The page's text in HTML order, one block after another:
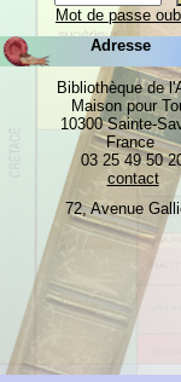
Mot de passe
Adresse
Bibliothèque de
Maison pour
10300 Sainte-
France
03 25 49 50
contact
72, Avenue